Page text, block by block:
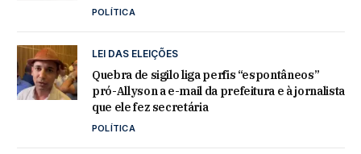
POLÍTICA
LEI DAS ELEIÇÕES
Quebra de sigilo liga perfis “espontâneos”
pró-Allyson a e-mail da prefeitura e à jornalista
que ele fez secretária
POLÍTICA